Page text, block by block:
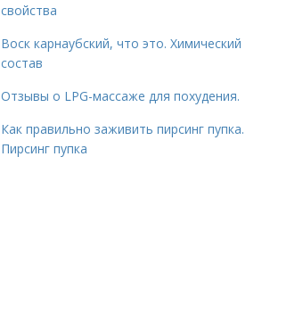
свойства
Воск карнаубский, что это. Химический
состав
Отзывы о LPG-массаже для похудения.
Как правильно заживить пирсинг пупка.
Пирсинг пупка